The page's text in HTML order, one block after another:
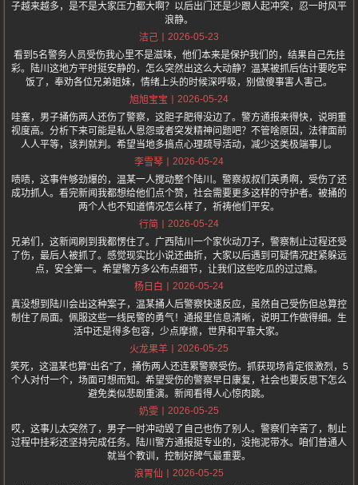
子越来越多，是不是大家压力都大啊？以后出门还是少跟人起冲突，忍一时风平
浪静。
洁己
2026-05-23
看到5名警务人员受伤我心里不是滋味，他们本来是保护我们的，结果自己先挂
彩。陆川这地方平时挺安静的，怎么突然出这么大动静？温某被抓后估计要吃牢
饭了，奉劝各位兄弟姐妹，情绪上头的时候深呼吸，别做傻事害人害己。
旭旭宝宝
2026-05-24
哇塞，男子捅伤两人还伤了警察，这胆子肥得没边了。警方通报来得快，说明重
视度高。分析下来可能是私人恩怨或者突发精神问题吧？不管啥原因，法律面前
人人平等，该判就判。希望当地多搞点心理疏导活动，减少这类极端事儿。
李雪琴
2026-05-24
啧啧，这事件够劲爆的，温某一人搅动整个陆川。警察叔叔们英勇啊，受伤了还
成功抓人。看完新闻我都想给他们点个赞，社会需要更多这样的守护者。被捅的
两个人也不知道情况怎么样了，祈祷他们平安。
行简
2026-05-24
兄弟们，这新闻刷到我都愣住了。广西陆川一个家伙动刀子，警察制止过程还受
了伤，最后人被抓了。感觉现实比小说还曲折，大家以后遇到可疑情况赶紧躲远
点，安全第一。希望警方多公布点细节，让我们这些吃瓜的过过瘾。
杨日白
2026-05-24
真没想到陆川会出这种案子，温某捅人后警察快速反应，虽然自己受伤但总算控
制住了局面。佩服这些一线民警的勇气！通报里信息清晰，说明工作做得细。生
活中还是得多包容，少点摩擦，世界和平靠大家。
火龙果羊
2026-05-25
笑死，这温某也算“出名”了，捅伤两人还连累警察受伤。抓获现场肯定很激烈，5
个人对付一个，场面可想而知。希望受伤的警察早日康复，社会也要反思下怎么
避免类似悲剧重演。新闻看得人心惊肉跳。
奶雯
2026-05-25
哎，这事儿太突然了，男子一时冲动毁了自己也伤了别人。警察们辛苦了，制止
过程中挂彩还坚持完成任务。陆川警方通报挺专业的，没拖泥带水。咱们普通人
就当个教训，控制好脾气最重要。
浪胃仙
2026-05-25